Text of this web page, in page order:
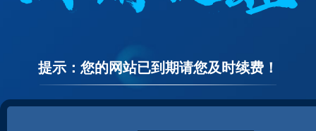
提示：您的网站已到期请您及时续费！